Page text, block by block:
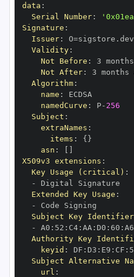
data :
Serial Number:
Signature :
Issuer: O=sigstore.dev
Validity:
Not Before : 3
Not After: 3 months
Algorithm:
name :
namedCurve : P- 256
Subject :
extraNames :
items : { }
asn :
X509v3 extensions :
Key Usage (critical) :
-
Extended Key Usage :
-
Subject Key Identifier
-
A0 : 52 : C4: AA : D0 : 60 : A6
Authority Key
keyid : DF : D3 : E9 : CF :
Subject Alternative
url :